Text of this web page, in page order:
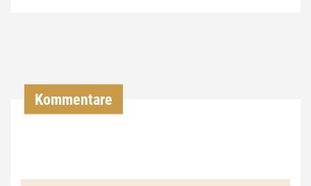
Kommentare